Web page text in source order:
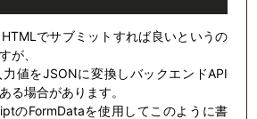
でサブミットすれば良いというの
が、
値をJSONに変換しバックエンドAPI
る場合があります。
のFormDataを使用してこのように書